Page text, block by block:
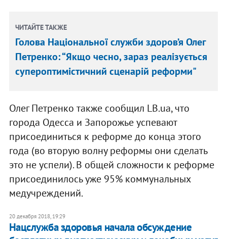
ЧИТАЙТЕ ТАКЖЕ
Голова Національної служби здоров’я Олег
Петренко: “Якщо чесно, зараз реалізується
супероптимістичний сценарій реформи"
Олег Петренко также сообщил LB.ua, что
города Одесса и Запорожье успевают
присоединиться к реформе до конца этого
года (во вторую волну реформы они сделать
это не успели). В общей сложности к реформе
присоединилось уже 95% коммунальных
медучреждений.
20 декабря 2018, 19:29
Нацслужба здоровья начала обсуждение